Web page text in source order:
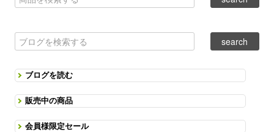
ブログを読む
販売中の商品
会員様限定セール